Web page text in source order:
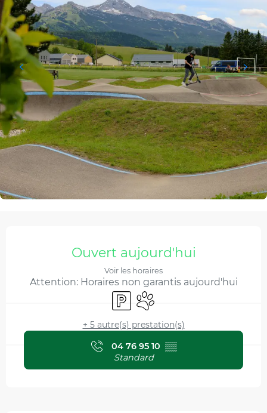
Ouverture et coordonnées
Ouvert aujourd'hui
Voir les horaires
Attention: Horaires non garantis aujourd'hui
ParkingAnimaux acceptés
+ 5 autre(s) prestation(s)
04 76 95 10 ▒▒
Standard